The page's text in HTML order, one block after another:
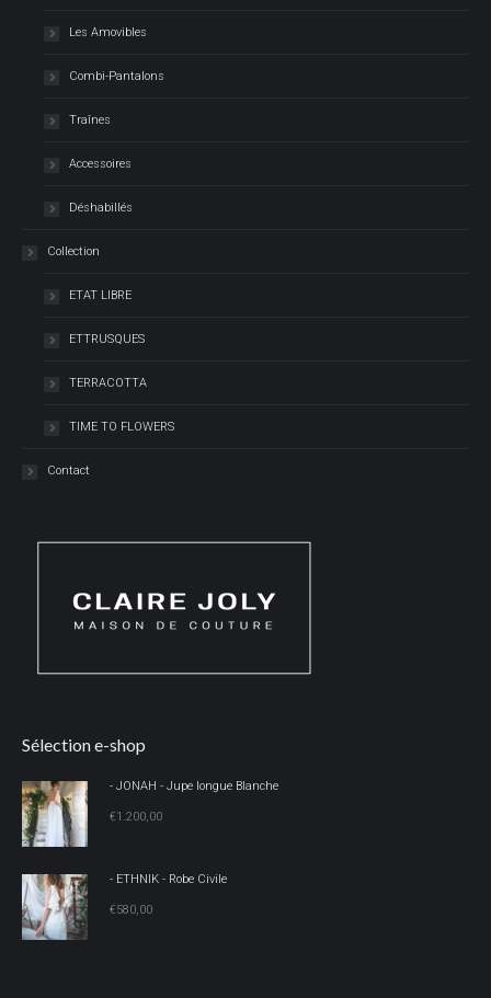
Les Amovibles
Combi-Pantalons
Traînes
Accessoires
Déshabillés
Collection
ETAT LIBRE
ETTRUSQUES
TERRACOTTA
TIME TO FLOWERS
Contact
Sélection e-shop
- JONAH - Jupe longue Blanche
€1.200,00
- ETHNIK - Robe Civile
€580,00